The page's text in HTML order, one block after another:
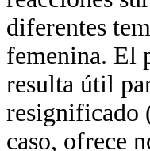
diferentes
femenina. El
resulta útil
resignificado
caso, ofrece